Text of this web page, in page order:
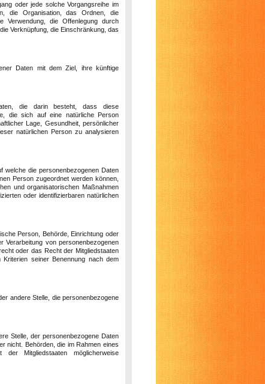
oder jede solche Vorgangsreihe im
die Organisation, das Ordnen, die
Verwendung, die Offenlegung durch
Verknüpfung, die Einschränkung, das
Daten mit dem Ziel, ihre künftige
die darin besteht, dass diese
die sich auf eine natürliche Person
Lage, Gesundheit, persönlicher
natürlichen Person zu analysieren
welche die personenbezogenen Daten
Person zugeordnet werden können,
und organisatorischen Maßnahmen
oder identifizierbaren natürlichen
Person, Behörde, Einrichtung oder
Verarbeitung von personenbezogenen
oder das Recht der Mitgliedstaaten
seiner Benennung nach dem
andere Stelle, die personenbezogene
Stelle, der personenbezogene Daten
nicht. Behörden, die im Rahmen eines
Mitgliedstaaten möglicherweise